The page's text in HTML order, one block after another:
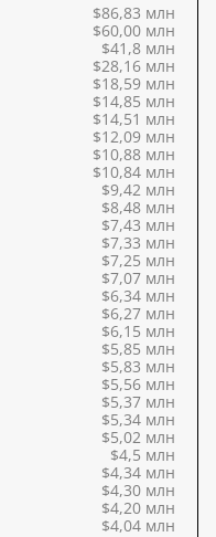
$86,83 млн
$60,00 млн
$41,8 млн
$28,16 млн
$18,59 млн
$14,85 млн
$14,51 млн
$12,09 млн
$10,88 млн
$10,84 млн
$9,42 млн
$8,48 млн
$7,43 млн
$7,33 млн
$7,25 млн
$7,07 млн
$6,34 млн
$6,27 млн
$6,15 млн
$5,85 млн
$5,83 млн
$5,56 млн
$5,37 млн
$5,34 млн
$5,02 млн
$4,5 млн
$4,34 млн
$4,30 млн
$4,20 млн
$4,04 млн